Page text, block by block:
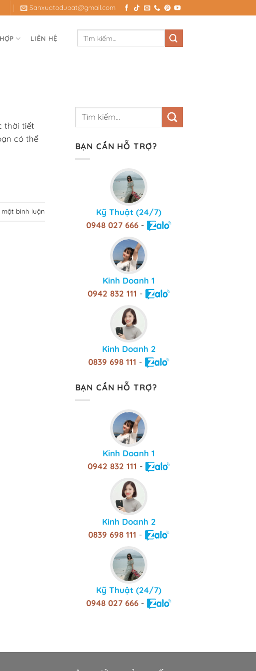
Sanxuatodubat@gmail.com
LIÊN HỆ
thời tiết
có thể
bình luận
BẠN CẦN HỖ TRỢ?
Kỹ Thuật (24/7)
0948 027 666 -
Kinh Doanh 1
0942 832 111 -
Kinh Doanh 2
0839 698 111 -
BẠN CẦN HỖ TRỢ?
Kinh Doanh 1
0942 832 111 -
Kinh Doanh 2
0839 698 111 -
Kỹ Thuật (24/7)
0948 027 666 -